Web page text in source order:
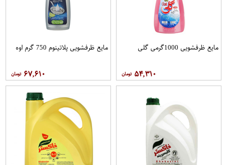
مایع ظرفشویی 1000گرمی گلی
۵۴,۳۱۰
مایع ظرفشویی پلاتینوم 750 گرم اوه
۶۷,۶۱۰